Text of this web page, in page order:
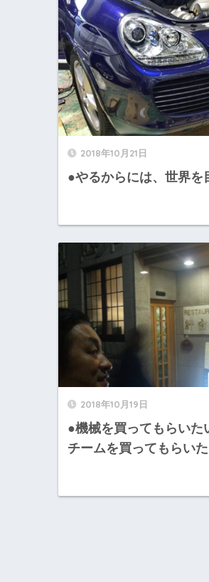
2018年10月21日
●やるからには、世界を
2018年10月19日
●機械を買ってもらいた
チームを買ってもらいた